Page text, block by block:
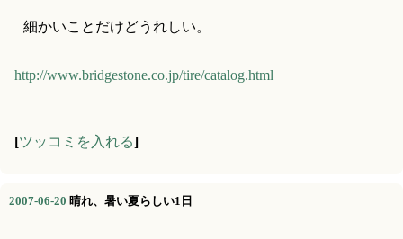
細かいことだけどうれしい。
http://www.bridgestone.co.jp/tire/catalog.html
[ツッコミを入れる]
2007-06-20 晴れ、暑い夏らしい1日